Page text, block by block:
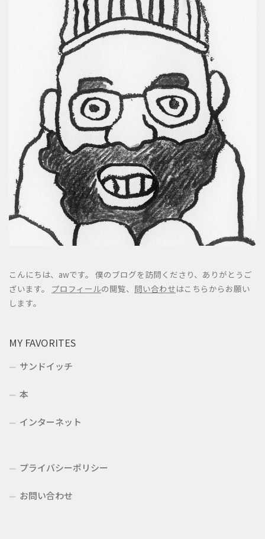
こんにちは、awです。 僕のブログを訪問くださり、ありがとうご
ざいます。 プロフィールの閲覧、 問い合わせはこちらからお願い
します。
MY FAVORITES
サンドイッチ
本
インターネット
プライバシーポリシー
お問い合わせ